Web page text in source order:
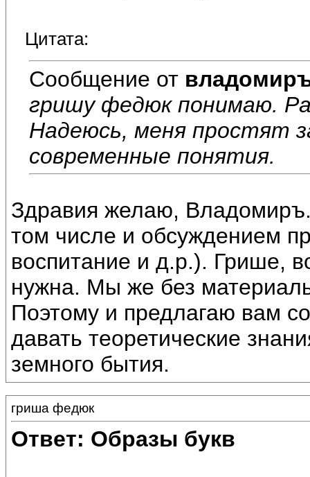
Цитата:
Сообщение от
гришу федюк понимаю.
Надеюсь, меня простят
современные понятия.
Здравия желаю,
том числе и обсуждением
воспитание и д.р.). Грише,
нужна. Мы же без
Поэтому и предлагаю вам
давать теоретические
земного бытия.
гриша федюк
Ответ: Образы букв